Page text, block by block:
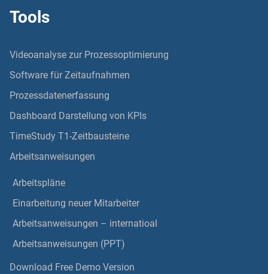
Tools
Videoanalyse zur Prozessoptimierung
Software für Zeitaufnahmen
Prozessdatenerfassung
Dashboard Darstellung von KPIs
TimeStudy T1-Zeitbausteine
Arbeitsanweisungen
Arbeitspläne
Einarbeitung neuer Mitarbeiter
Arbeitsanweisungen – internatioal
Arbeitsanweisungen (PPT)
Download Free Demo Version